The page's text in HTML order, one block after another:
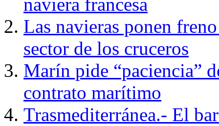
naviera francesa
Las navieras ponen
sector de los cruceros
Marín pide “paciencia”
contrato marítimo
Trasmediterránea.- El